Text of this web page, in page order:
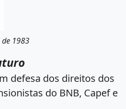
1983
defesa dos direitos dos
do BNB, Capef e